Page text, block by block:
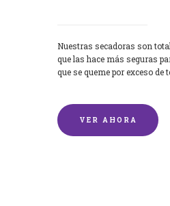
Nuestras secadoras son
que las hace más seguras
que se queme por exceso de
VER AHORA